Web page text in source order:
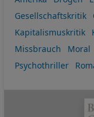
Gesellschaftskritik
Kapitalismuskritik
Missbrauch
Moral
Psychothriller